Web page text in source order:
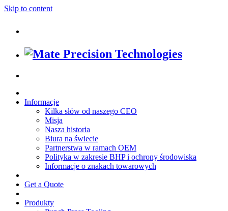
Skip to content
Informacje
Kilka słów od naszego CEO
Misja
Nasza historia
Biura na świecie
Partnerstwa w ramach OEM
Polityka w zakresie BHP i ochrony środowiska
Informacje o znakach towarowych
Get a Quote
Produkty